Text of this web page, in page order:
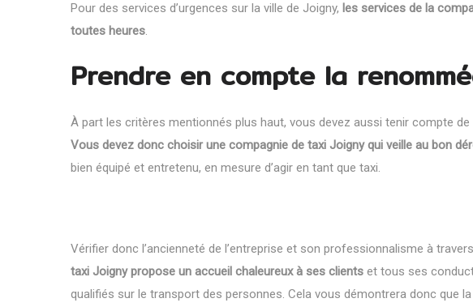
Pour des services d’urgences sur la ville de Joigny, les services de la
toutes heures.
Prendre en compte la
À part les critères mentionnés plus haut, vous devez aussi tenir compte de
Vous devez donc choisir une compagnie de taxi Joigny qui veille au bon
bien équipé et entretenu, en mesure d’agir en tant que taxi.
Vérifier donc l’ancienneté de l’entreprise et son professionnalisme à
taxi Joigny propose un accueil chaleureux à ses clients et tous ses
qualifiés sur le transport des personnes. Cela vous démontrera donc que